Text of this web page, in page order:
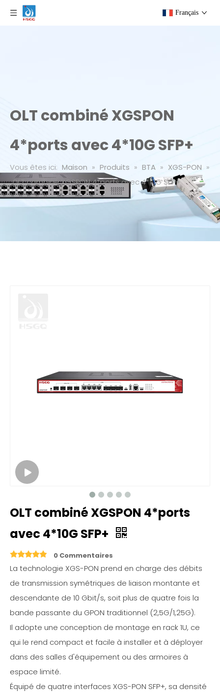
Français
OLT combiné XGSPON
4*ports avec 4*10G SFP+
Vous êtes ici: Maison » Produits » BTA » XGS-PON »
OLT combiné XGSPON 4*ports avec 4*10G SFP+
OLT combiné XGSPON 4*ports
avec 4*10G SFP+
0 Commentaires
La technologie XGS-PON prend en charge des débits
de transmission symétriques de liaison montante et
descendante de 10 Gbit/s, soit plus de quatre fois la
bande passante du GPON traditionnel (2,5G/1,25G).
Il adopte une conception de montage en rack 1U, ce
qui le rend compact et facile à installer et à déployer
dans des salles d'équipement ou des armoires à
espace limité.
Équipé de quatre interfaces XGS-PON SFP+, sa densité